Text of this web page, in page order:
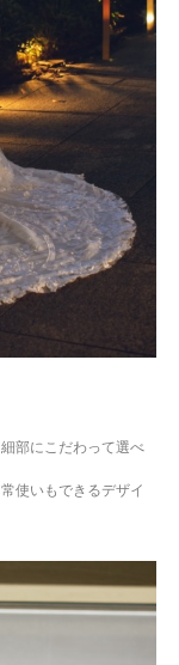
部にこだわって選べ
使いもできるデザイ